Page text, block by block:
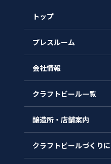
トップ
プレスルーム
会社情報
会社概要
沿革
クラフトビール一覧
醸造所・店舗案内
クラフトビールづくり